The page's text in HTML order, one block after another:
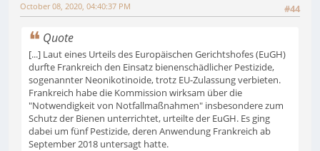
#44
October 08, 2020, 04:40:37 PM
Quote
[...] Laut eines Urteils des Europäischen Gerichtshofes (EuGH)
durfte Frankreich den Einsatz bienenschädlicher Pestizide,
sogenannter Neonikotinoide, trotz EU-Zulassung verbieten.
Frankreich habe die Kommission wirksam über die
"Notwendigkeit von Notfallmaßnahmen" insbesondere zum
Schutz der Bienen unterrichtet, urteilte der EuGH. Es ging
dabei um fünf Pestizide, deren Anwendung Frankreich ab
September 2018 untersagt hatte.